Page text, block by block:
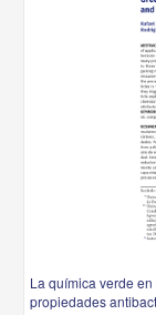
La química verde
propiedades